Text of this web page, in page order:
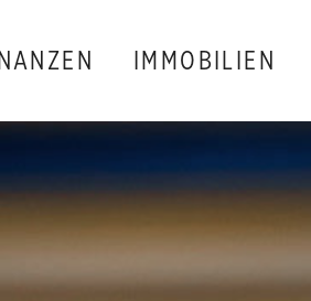
IMMOBILIEN